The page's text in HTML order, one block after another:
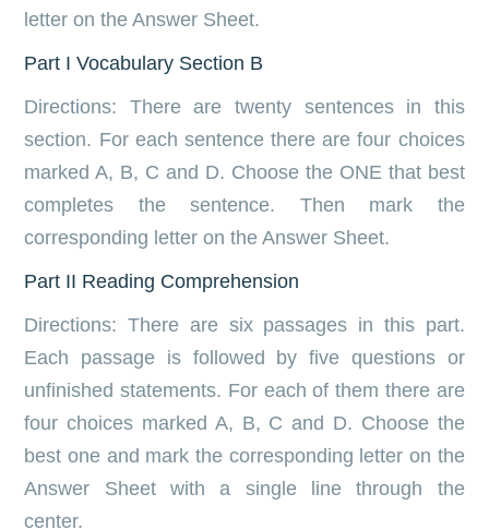
letter on the Answer Sheet.
Part I Vocabulary Section B
Directions: There are twenty sentences in this
section. For each sentence there are four choices
marked A, B, C and D. Choose the ONE that best
completes the sentence. Then mark the
corresponding letter on the Answer Sheet.
Part II Reading Comprehension
Directions: There are six passages in this part.
Each passage is followed by five questions or
unfinished statements. For each of them there are
four choices marked A, B, C and D. Choose the
best one and mark the corresponding letter on the
Answer Sheet with a single line through the
center.